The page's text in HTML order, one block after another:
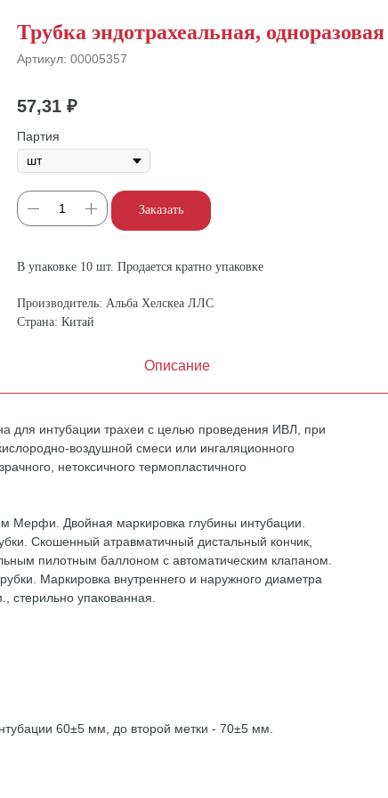
Трубка эндотрахеальная,
Артикул: 00005357
57,31 ₽
Партия
Заказать
В упаковке 10 шт. Продается кратно упаковке
Производитель: Альба Хелскеа ЛЛС
Страна: Китай
Описание
для интубации трахеи с целью проведения ИВЛ, при
воздушной смеси или ингаляционного
нетоксичного термопластичного
Мерфи. Двойная маркировка глубины интубации.
Скошенный атравматичный дистальный кончик,
пилотным баллоном с автоматическим клапаном.
Маркировка внутреннего и наружного диаметра
стерильно упакованная.
60±5 мм, до второй метки - 70±5 мм.